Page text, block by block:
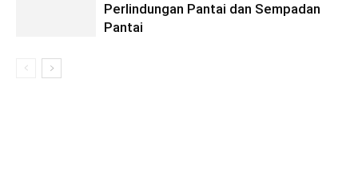
Perlindungan Pantai dan Sempadan
Pantai